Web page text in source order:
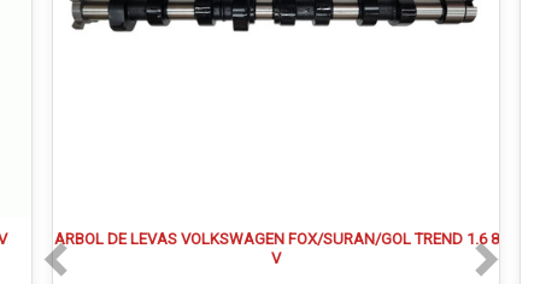
ARBOL DE LEVAS VOLKSWAGEN FOX/SURAN/GOL TREND 1.6 8
V